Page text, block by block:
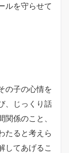
ルを守らせて
の子の心情を
、じっくり話
係のこと、
たると考えら
してあげるこ